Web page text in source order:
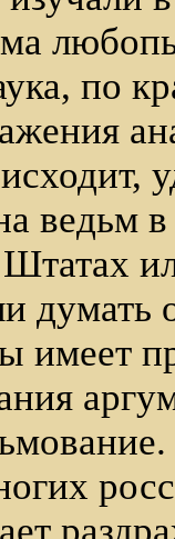
по
ведьм
думать
имеет